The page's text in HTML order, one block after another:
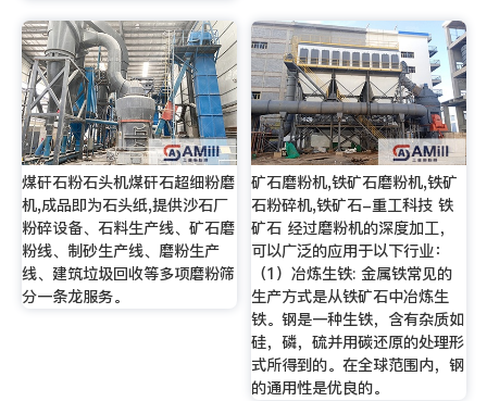
煤矸石粉石头机煤矸石超细粉磨
机,成品即为石头纸,提供沙石厂
粉碎设备、石料生产线、矿石磨
粉线、制砂生产线、磨粉生产
线、建筑垃圾回收等多项磨粉筛
分一条龙服务。
矿石磨粉机,铁矿石磨粉机,铁矿
石粉碎机,铁矿石-重工科技 铁
矿石 经过磨粉机的深度加工，
可以广泛的应用于以下行业：
（1）冶炼生铁: 金属铁常见的
生产方式是从铁矿石中冶炼生
铁。钢是一种生铁，含有杂质如
硅，磷，硫并用碳还原的处理形
式所得到的。在全球范围内，钢
的通用性是优良的。